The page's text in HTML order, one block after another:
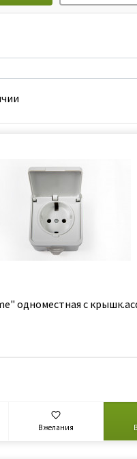
одноместная с
В желания